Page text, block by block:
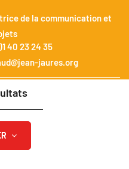
de la communication et
40 23 24 35
jaures.org